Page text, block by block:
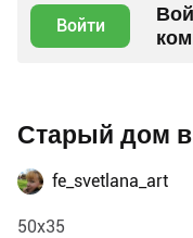
Войти
Старый дом
fe_svetlana_art
50х35